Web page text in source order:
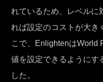
れているため、レベルに
れば設定のコストが大き
こで、EnlightenはWorld
値を設定できるようにす
した。